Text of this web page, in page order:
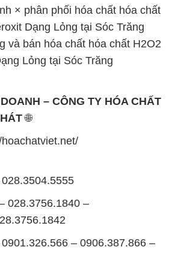
× phân phối hóa chất hóa chất
Dạng Lỏng tại Sóc Trăng
và bán hóa chất hóa chất H2O2
Lỏng tại Sóc Trăng
– CÔNG TY HÓA CHẤT
🌐
hoachatviet.net/
028.3756.1840 –
– 0906.387.866 –